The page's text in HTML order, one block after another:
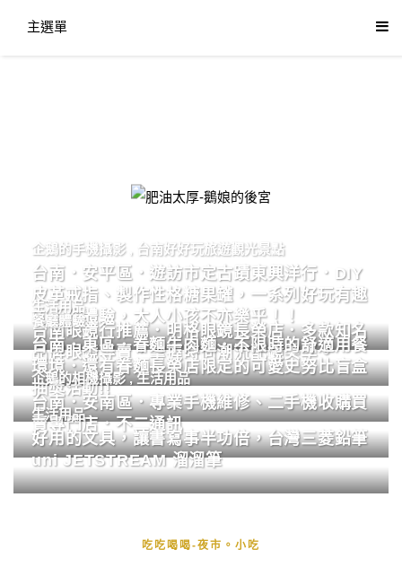
主選單
肥油太厚-鵝娘的後宮
企鵝的手機攝影 台南好好玩旅遊觀光景點
台南．安平區．遊訪市定古蹟東興洋行．DIY
皮革戒指、製作性格糖果罐，一系列好玩有趣
的手作體驗，大人小孩不亦樂乎！！
生活用品
台南眼鏡行推薦．明格眼鏡長榮店．多款知名
品牌眼鏡專賣．掌握時尚潮流配鏡美學。
餐廳體驗
台南．東區．眷麵牛肉麵．不限時的舒適用餐
環境．還有眷麵長榮店限定的可愛史努比盲盒
抽獎活動!!
企鵝的相機攝影,生活用品
台南．安南區．專業手機維修、二手機收購買
賣專門店．不二通訊
生活用品
好用的文具，讓書寫事半功倍，台灣三菱鉛筆
uni JETSTREAM 溜溜筆
吃吃喝喝-夜市。小吃